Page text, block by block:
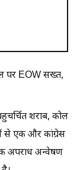
पर EOW सख्त,
शराब, कोल
से एक और कांग्रेस
अपराध अन्वेषण